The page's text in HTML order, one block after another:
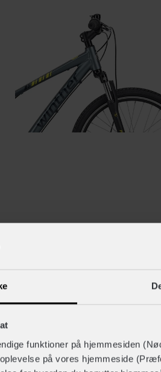
funktioner på hjemmesiden
på vores hjemmeside